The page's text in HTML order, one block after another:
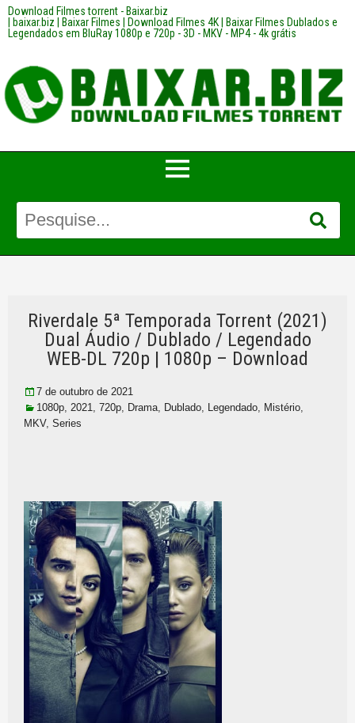
Download Filmes torrent - Baixar.biz
| baixar.biz | Baixar Filmes | Download Filmes 4K | Baixar Filmes Dublados e
Legendados em BluRay 1080p e 720p - 3D - MKV - MP4 - 4k grátis
Riverdale 5ª Temporada Torrent (2021)
Dual Áudio / Dublado / Legendado
WEB-DL 720p | 1080p – Download
7 de outubro de 2021
1080p, 2021, 720p, Drama, Dublado, Legendado, Mistério,
MKV, Series